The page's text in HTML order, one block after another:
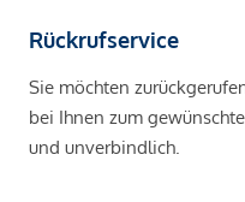
Rückrufservice
Sie möchten
bei Ihnen zum
und unverbindlich.